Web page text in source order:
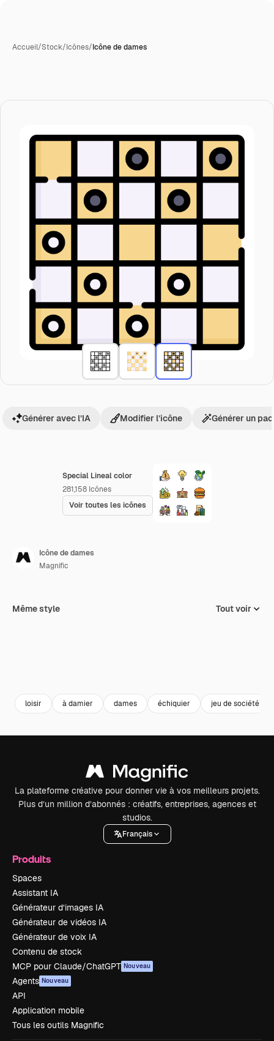
Accueil/Stock/Icônes/Icône de dames
Special Lineal color
281,158 Icônes
Voir toutes les icônes
Générer avec l’IA Modifier l’icône Générer un
Icône de dames
Magnific
Même style Tout voir
loisir à damier dames échiquier jeu de société
La plateforme créative pour donner vie à vos meilleurs projets.
Plus d’un million d’abonnés : créatifs, entreprises, agences et
studios.
Français
Produits
Spaces
Assistant IA
Générateur d’images IA
Générateur de vidéos IA
Générateur de voix IA
Contenu de stock
MCP pour Claude/ChatGPT Nouveau
Agents Nouveau
API
Application mobile
Tous les outils Magnific